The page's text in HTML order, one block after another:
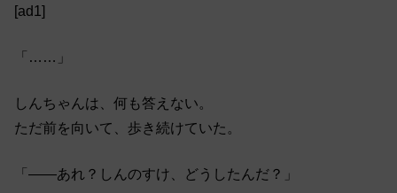
[ad1]
「……」
しんちゃんは、何も答えない。
ただ前を向いて、歩き続けていた。
「――あれ？しんのすけ、どうしたんだ？」